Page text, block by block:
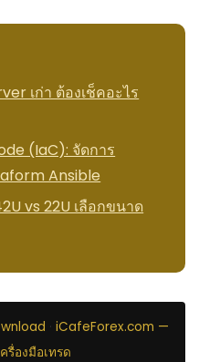
เก่า ต้องเช็คอะไร
(IaC): จัดการ
Ansible
vs 22U เลือกขนาด
· iCafeForex.com —
รื่องมือเทรด